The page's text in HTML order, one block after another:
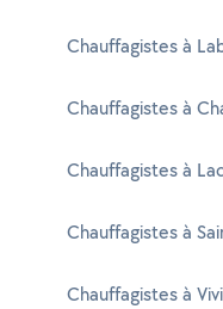
Chauffagistes à
Chauffagistes à
Chauffagistes à
Chauffagistes à
Chauffagistes à